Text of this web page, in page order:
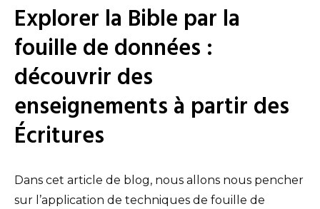
Explorer la Bible par la
fouille de données :
découvrir des
enseignements à partir des
Écritures
Dans cet article de blog, nous allons nous pencher
sur l’application de techniques de fouille de